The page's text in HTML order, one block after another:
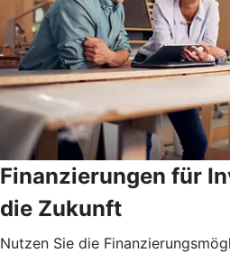
Finanzierungen für
die Zukunft
Nutzen Sie die